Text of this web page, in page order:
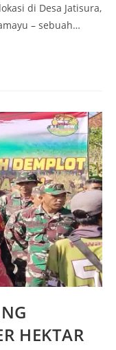
di Desa Jatisura,
– sebuah…
HEKTAR